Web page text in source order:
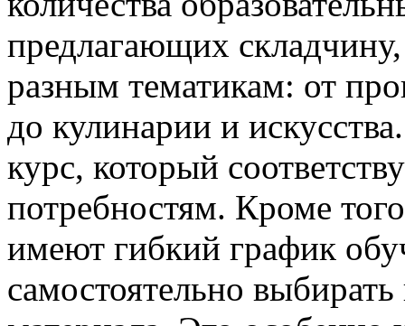
предлагающих
разным тематикам: от
до кулинарии и
курс, который
потребностям. Кроме
имеют гибкий график
самостоятельно